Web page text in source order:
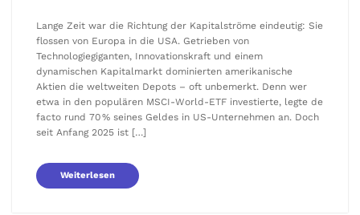
Lange Zeit war die Richtung der Kapitalströme eindeutig: Sie
flossen von Europa in die USA. Getrieben von
Technologiegiganten, Innovationskraft und einem
dynamischen Kapitalmarkt dominierten amerikanische
Aktien die weltweiten Depots – oft unbemerkt. Denn wer
etwa in den populären MSCI-World-ETF investierte, legte de
facto rund 70 % seines Geldes in US-Unternehmen an. Doch
seit Anfang 2025 ist […]
Weiterlesen